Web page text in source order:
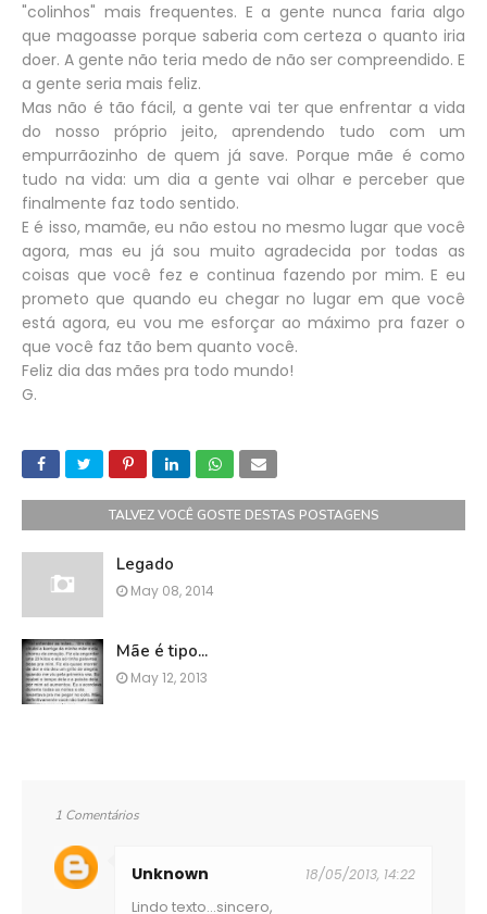
"colinhos" mais frequentes. E a gente nunca faria algo
que magoasse porque saberia com certeza o quanto iria
doer. A gente não teria medo de não ser compreendido. E
a gente seria mais feliz.
Mas não é tão fácil, a gente vai ter que enfrentar a vida
do nosso próprio jeito, aprendendo tudo com um
empurrãozinho de quem já save. Porque mãe é como
tudo na vida: um dia a gente vai olhar e perceber que
finalmente faz todo sentido.
E é isso, mamãe, eu não estou no mesmo lugar que você
agora, mas eu já sou muito agradecida por todas as
coisas que você fez e continua fazendo por mim. E eu
prometo que quando eu chegar no lugar em que você
está agora, eu vou me esforçar ao máximo pra fazer o
que você faz tão bem quanto você.
Feliz dia das mães pra todo mundo!
G.
TALVEZ VOCÊ GOSTE DESTAS POSTAGENS
Legado
May 08, 2014
Mãe é tipo...
May 12, 2013
1 Comentários
Unknown 18/05/2013, 14:22
Lindo texto...sincero,